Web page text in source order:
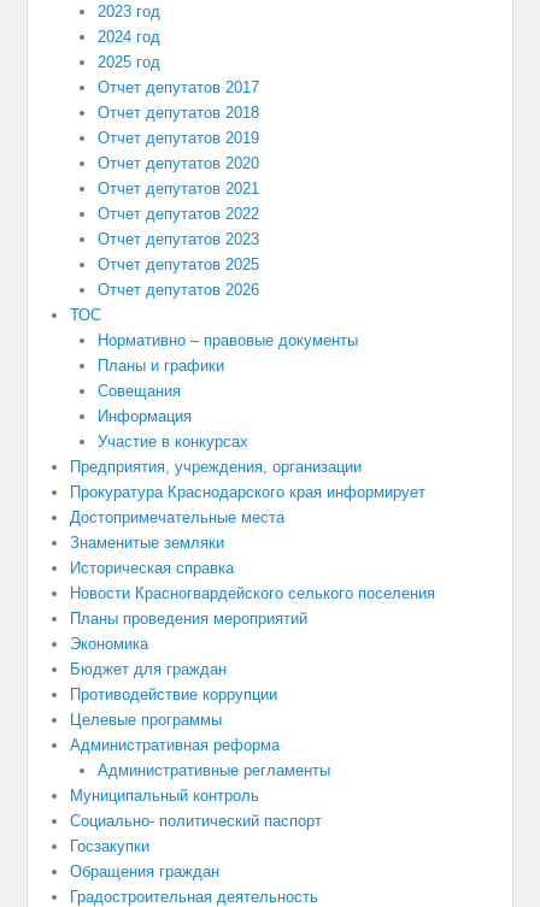
2023 год
2024 год
2025 год
Отчет депутатов 2017
Отчет депутатов 2018
Отчет депутатов 2019
Отчет депутатов 2020
Отчет депутатов 2021
Отчет депутатов 2022
Отчет депутатов 2023
Отчет депутатов 2025
Отчет депутатов 2026
ТОС
Нормативно – правовые документы
Планы и графики
Совещания
Информация
Участие в конкурсах
Предприятия, учреждения, организации
Прокуратура Краснодарского края информирует
Достопримечательные места
Знаменитые земляки
Историческая справка
Новости Красногвардейского селького поселения
Планы проведения мероприятий
Экономика
Бюджет для граждан
Противодействие коррупции
Целевые программы
Административная реформа
Административные регламенты
Муниципальный контроль
Социально- политический паспорт
Госзакупки
Обращения граждан
Градостроительная деятельность